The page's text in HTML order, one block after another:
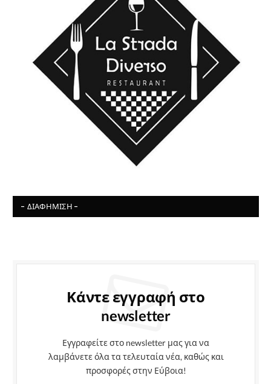
- ΔΙΑΦΉΜΙΣΗ -
Κάντε εγγραφή στο
newsletter
Εγγραφείτε στο newsletter μας για να
λαμβάνετε όλα τα τελευταία νέα, καθώς και
προσφορές στην Εύβοια!